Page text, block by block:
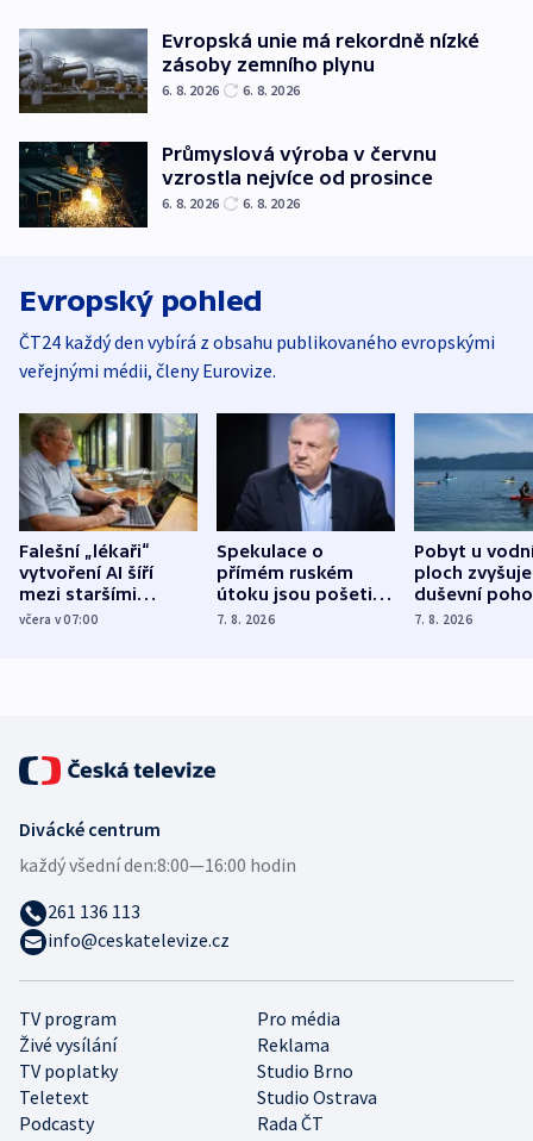
Evropská unie má rekordně nízké
zásoby zemního plynu
6. 8. 2026 6. 8. 2026
Průmyslová výroba v červnu
vzrostla nejvíce od prosince
6. 8. 2026 6. 8. 2026
Evropský pohled
ČT24 každý den vybírá z obsahu publikovaného evropskými
veřejnými médii, členy Eurovize.
Falešní „lékaři“
vytvoření AI šíří
mezi staršími
Poláky nebezpečné
včera v 07:00
Spekulace o
přímém ruském
útoku jsou pošetilé,
míní estonský
7. 8. 2026
Pobyt u
ploch zvyšuje
duševní
ukázala
7. 8. 2026
TV program
Pro média
Živé vysílání
Reklama
TV poplatky
Studio Brno
Teletext
Studio Ostrava
Podcasty
Rada ČT
Divácké centrum
každý všední den:8:00—16:00 hodin
261 136 113
info@ceskatelevize.cz